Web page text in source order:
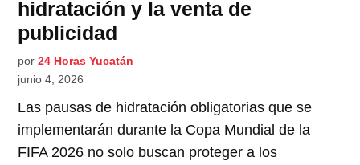
hidratación y la venta de
publicidad
por 24 Horas Yucatán
junio 4, 2026
Las pausas de hidratación obligatorias que se
implementarán durante la Copa Mundial de la
FIFA 2026 no solo buscan proteger a los